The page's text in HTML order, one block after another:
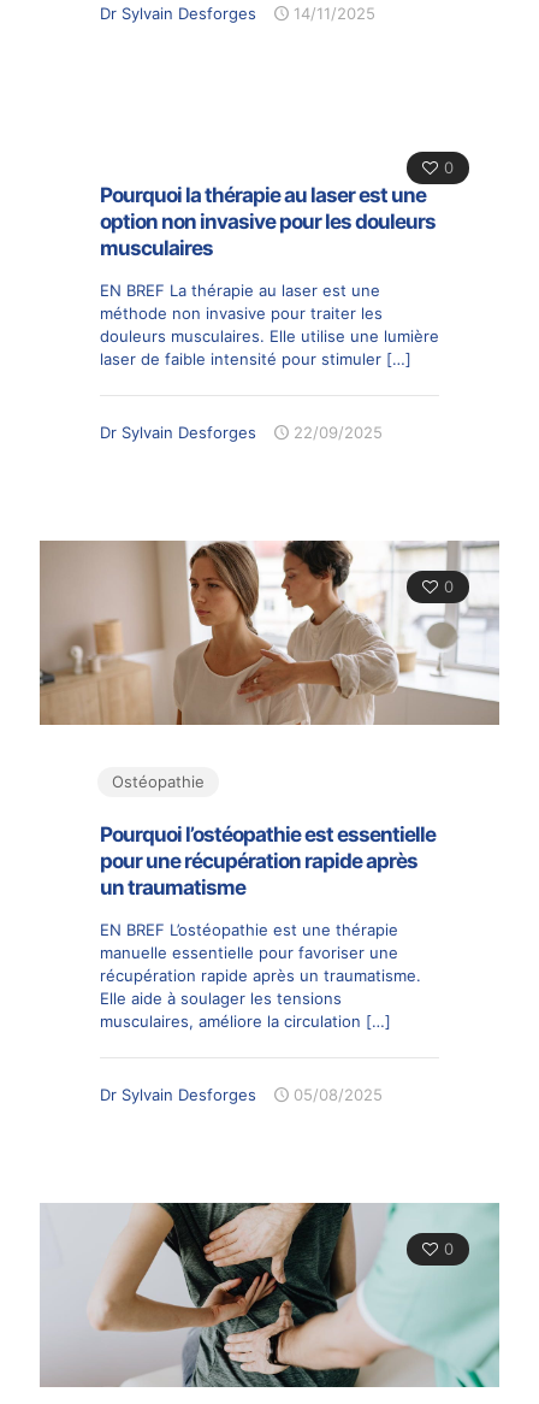
Dr Sylvain Desforges 14/11/2025
0
Pourquoi la thérapie au laser est une
option non invasive pour les douleurs
musculaires
EN BREF La thérapie au laser est une
méthode non invasive pour traiter les
douleurs musculaires. Elle utilise une lumière
laser de faible intensité pour stimuler […]
Dr Sylvain Desforges 22/09/2025
0
Ostéopathie
Pourquoi l’ostéopathie est essentielle
pour une récupération rapide après
un traumatisme
EN BREF L’ostéopathie est une thérapie
manuelle essentielle pour favoriser une
récupération rapide après un traumatisme.
Elle aide à soulager les tensions
musculaires, améliore la circulation […]
Dr Sylvain Desforges 05/08/2025
0